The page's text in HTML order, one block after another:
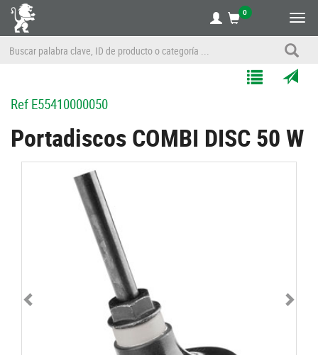
0
correo
a
un
Listas
RefE55410000050
Portadiscos COMBI DISC 50 W